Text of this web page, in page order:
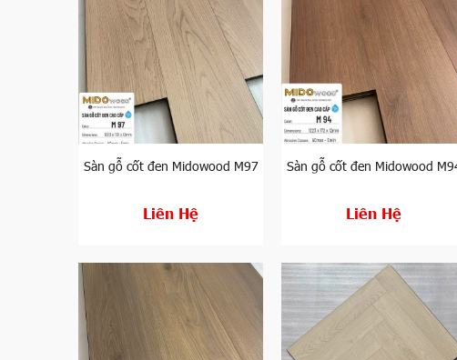
Black Star là một cái tên mới trên thị trường ván sàn gỗ
tại Việt Nam với cốt gỗ đen CDF nhập khẩu từ
người dùng. Tương tự như các dòng sàn gỗ xương cá
ẩm, siêu chịu nước nên bạn hoàn toàn có thể an tâm khi
đề phồng, cong vênh sàn.
Sàn gỗ OneBlack
mã sản phẩm thuộc thương hiệu One Black cũng được
Hiện One Black đang sở hữu 2 bộ sưu tập chính gồm: Bộ
One Black chủ yếu là những gam màu tối và trung tính,
Sàn gỗ Kampong
Sàn gỗ cốt đen Midowood M97
Liên Hệ
Sàn gỗ cốt đen Midowood
Liên Hệ